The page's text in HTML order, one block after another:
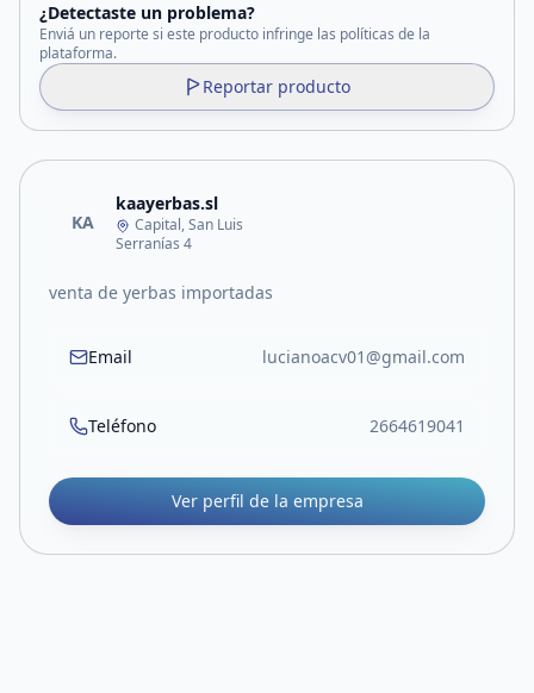
¿Detectaste un problema?
Enviá un reporte si este producto infringe las políticas de la
plataforma.
Reportar producto
KA
kaayerbas.sl
Capital, San Luis
Serranías 4
venta de yerbas importadas
Email lucianoacv01@gmail.com
Teléfono 2664619041
Ver perfil de la empresa